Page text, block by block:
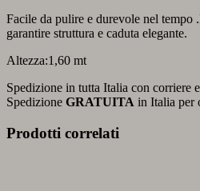
Facile da pulire e durevole nel tempo
garantire struttura e caduta elegante.
Altezza:1,60 mt
Spedizione in tutta Italia con corriere
Spedizione GRATUITA in Italia per
Prodotti correlati